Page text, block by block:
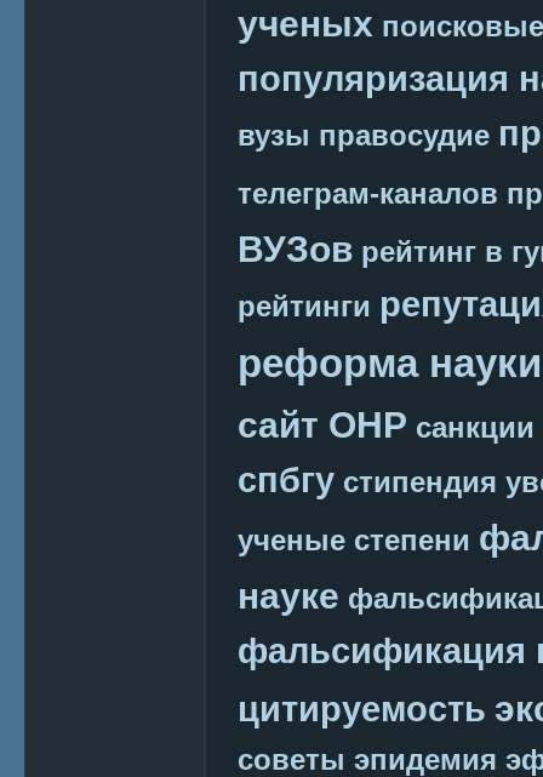
ученых
популяризация
вузы правосудие
телеграм-каналов
ВУЗов рейтинг в
рейтинги
реформа науки
сайт ОНР санкции
спбгу стипендия
ученые степени
науке
фальсификация
цитируемость
советы эпидемия